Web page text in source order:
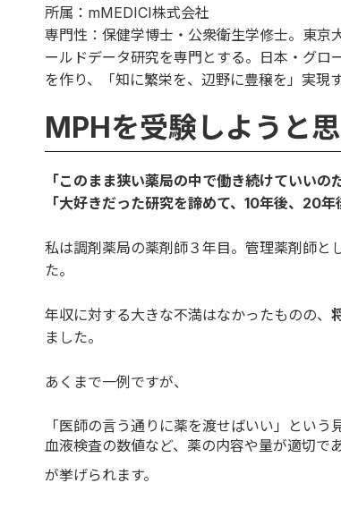
所属：mMEDICI株式会社
専門性：保健学博士・公衆衛生学修士。東京
ールドデータ研究を専門とする。日本・グロ
を作り、「知に繁栄を、辺野に豊穣を」実現
MPHを受験しようと
「このまま狭い薬局の中で働き続けていいの
「大好きだった研究を諦めて、10年後、20年
私は調剤薬局の薬剤師３年目。管理薬剤師と
た。
年収に対する大きな不満はなかったものの、
ました。
あくまで一例ですが、
「医師の言う通りに薬を渡せばいい」という
血液検査の数値など、薬の内容や量が適切で
が挙げられます。